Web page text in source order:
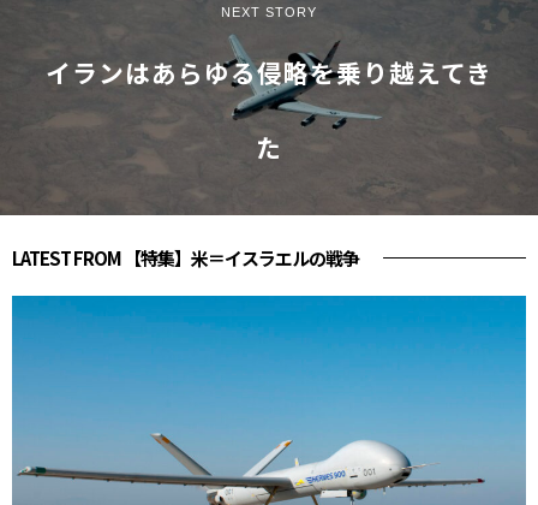
NEXT STORY
イランはあらゆる侵略を乗り越えてき
た
LATEST FROM 【特集】米＝イスラエルの戦争